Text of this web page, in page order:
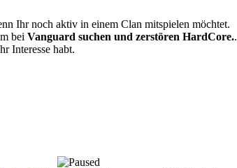
Ihr noch aktiv in einem Clan mitspielen möchtet.
bei Vanguard suchen und zerstören HardCore..
Interesse habt.